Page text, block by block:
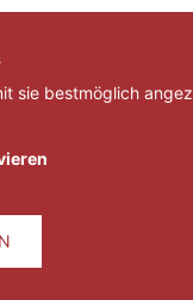
sie bestmöglich